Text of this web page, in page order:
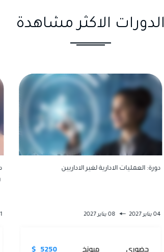
الدورات الاكثر مشاهدة
31
دورة: العمليات الادارية لغير الاداريين
04 يناير 2027 08 يناير 2027
حضوري ميونخ 5250 $